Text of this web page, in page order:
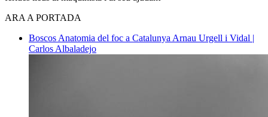
ARA A PORTADA
Boscos Anatomia del foc a Catalunya Arnau Urgell i Vidal |
Carlos Albaladejo